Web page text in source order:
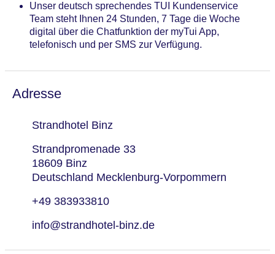
Unser deutsch sprechendes TUI Kundenservice
Team steht Ihnen 24 Stunden, 7 Tage die Woche
digital über die Chatfunktion der myTui App,
telefonisch und per SMS zur Verfügung.
Adresse
Strandhotel Binz
Strandpromenade 33
18609 Binz
Deutschland Mecklenburg-Vorpommern
+49 383933810
info@strandhotel-binz.de